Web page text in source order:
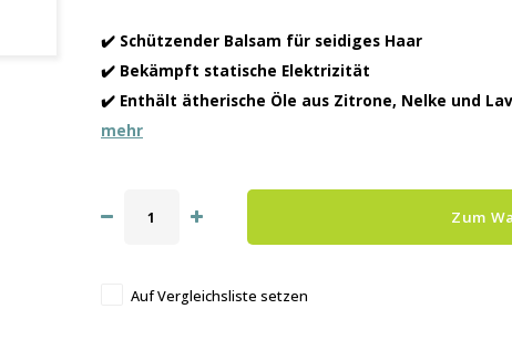
✔️ Schützender Balsam für seidiges Haar
✔️ Bekämpft statische Elektrizität
✔️ Enthält ätherische Öle aus Zitrone, Nelke und
mehr
Zum
Auf Vergleichsliste setzen